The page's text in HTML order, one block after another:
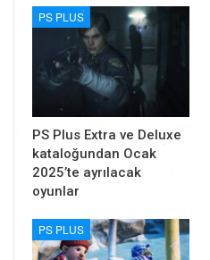
PS PLUS
PS Plus Extra ve Deluxe
kataloğundan Ocak
2025’te ayrılacak
oyunlar
PS PLUS